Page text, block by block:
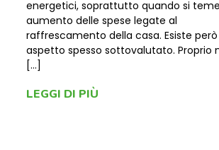
energetici, soprattutto quando si
aumento delle spese legate al
raffrescamento della casa. Esiste
aspetto spesso sottovalutato. Proprio
[…]
LEGGI DI PIÙ